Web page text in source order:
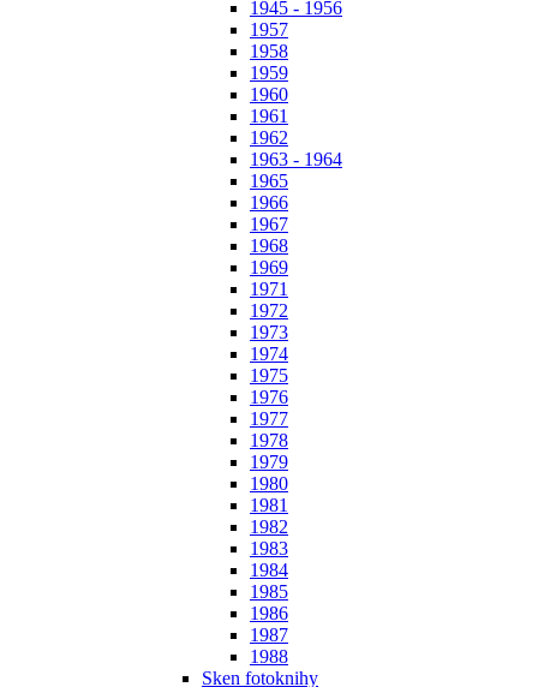
1945 - 1956
1957
1958
1959
1960
1961
1962
1963 - 1964
1965
1966
1967
1968
1969
1971
1972
1973
1974
1975
1976
1977
1978
1979
1980
1981
1982
1983
1984
1985
1986
1987
1988
Sken fotoknihy